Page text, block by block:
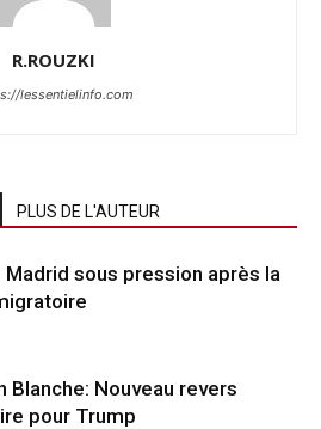
R.ROUZKI
lessentielinfo.com
PLUS DE L'AUTEUR
Madrid sous pression après la
Blanche: Nouveau revers
pour Trump